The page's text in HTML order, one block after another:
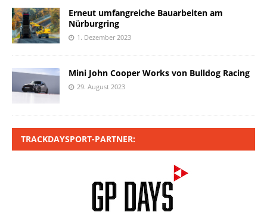
Erneut umfangreiche Bauarbeiten am
Nürburgring
1. Dezember 2023
Mini John Cooper Works von Bulldog Racing
29. August 2023
TRACKDAYSPORT-PARTNER: